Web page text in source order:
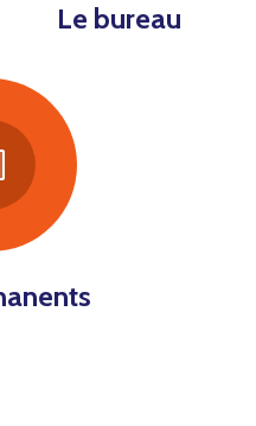
Le bureau